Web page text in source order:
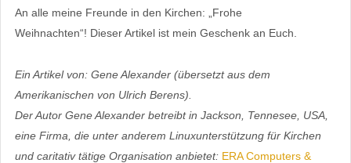
An alle meine Freunde in den Kirchen: „Frohe
Weihnachten“! Dieser Artikel ist mein Geschenk an Euch.
Ein Artikel von: Gene Alexander (übersetzt aus dem
Amerikanischen von Ulrich Berens).
Der Autor Gene Alexander betreibt in Jackson, Tennesee, USA,
eine Firma, die unter anderem Linuxunterstützung für Kirchen
und caritativ tätige Organisation anbietet: ERA Computers &